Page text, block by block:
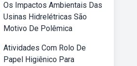
Os Impactos Ambientais Das
Usinas Hidrelétricas São
Motivo De Polêmica
Atividades Com Rolo De
Papel Higiênico Para